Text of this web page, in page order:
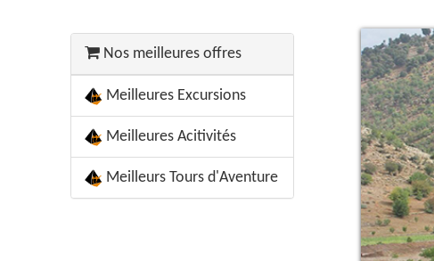
Nos meilleures offres
Meilleures Excursions
Meilleures Acitivités
Meilleurs Tours d'Aventure